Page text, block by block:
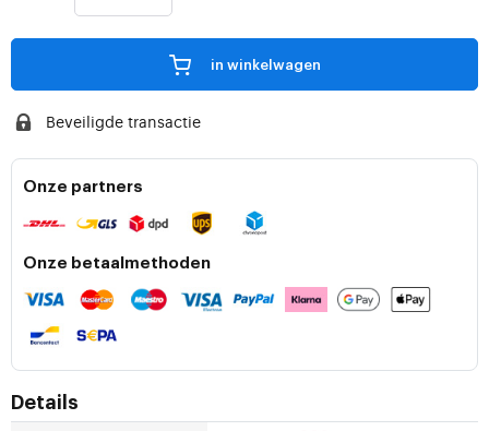
in winkelwagen
Beveiligde transactie
Onze partners
Onze betaalmethoden
Details